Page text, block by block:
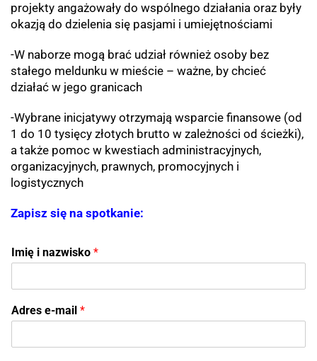
projekty angażowały do wspólnego działania oraz były
okazją do dzielenia się pasjami i umiejętnościami
-W naborze mogą brać udział również osoby bez
stałego meldunku w mieście – ważne, by chcieć
działać w jego granicach
-Wybrane inicjatywy otrzymają wsparcie finansowe (od
1 do 10 tysięcy złotych brutto w zależności od ścieżki),
a także pomoc w kwestiach administracyjnych,
organizacyjnych, prawnych, promocyjnych i
logistycznych
Zapisz się na spotkanie:
*
Imię i nazwisko *
Adres e-mail *